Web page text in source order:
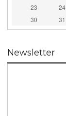
23
24
30
31
Newsletter